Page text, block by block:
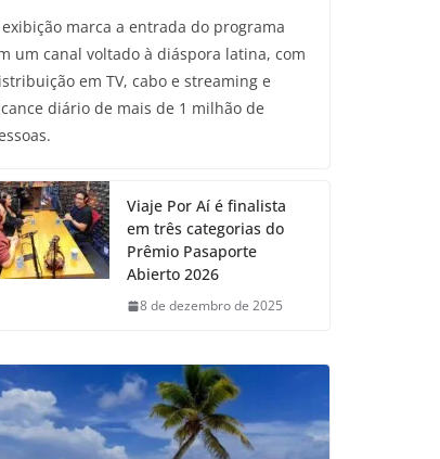
exibição marca a entrada do programa
um canal voltado à diáspora latina, com
em TV, cabo e streaming e
diário de mais de 1 milhão de
Viaje Por Aí é finalista
em três categorias do
Prêmio Pasaporte
Abierto 2026
8 de dezembro de 2025